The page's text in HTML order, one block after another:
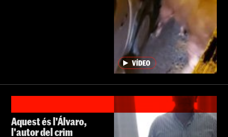
Aquest és l'Álvaro,
l'autor del crim